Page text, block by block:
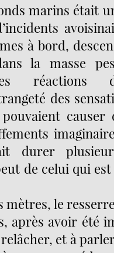
marins était
à bord,
la masse
réactions
des
causer
durer
de celui qui
mètres, le
après avoir été
et à